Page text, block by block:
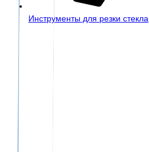
Инструменты для резки стекла